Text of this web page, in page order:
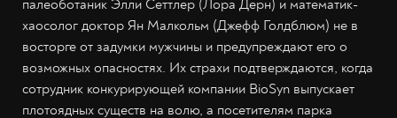
палеоботаник Элли Сеттлер (Лора Дерн) и математик-
хаосолог доктор Ян Малкольм (Джефф Голдблюм) не в
восторге от задумки мужчины и предупреждают его о
возможных опасностях. Их страхи подтверждаются, когда
сотрудник конкурирующей компании BioSyn выпускает
плотоядных существ на волю, а посетителям парка